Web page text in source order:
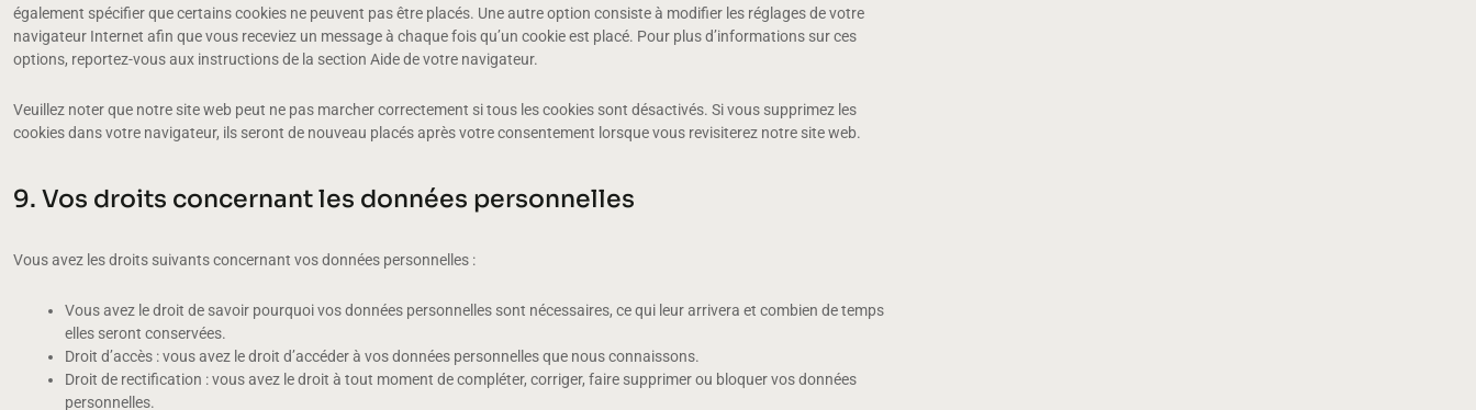
également spécifier que certains cookies ne peuvent pas être placés. Une autre option consiste à modifier les réglages de votre
navigateur Internet afin que vous receviez un message à chaque fois qu’un cookie est placé. Pour plus d’informations sur ces
options, reportez-vous aux instructions de la section Aide de votre navigateur.
Veuillez noter que notre site web peut ne pas marcher correctement si tous les cookies sont désactivés. Si vous supprimez les
cookies dans votre navigateur, ils seront de nouveau placés après votre consentement lorsque vous revisiterez notre site web.
9. Vos droits concernant les données personnelles
Vous avez les droits suivants concernant vos données personnelles :
Vous avez le droit de savoir pourquoi vos données personnelles sont nécessaires, ce qui leur arrivera et combien de temps
elles seront conservées.
Droit d’accès : vous avez le droit d’accéder à vos données personnelles que nous connaissons.
Droit de rectification : vous avez le droit à tout moment de compléter, corriger, faire supprimer ou bloquer vos données
personnelles.